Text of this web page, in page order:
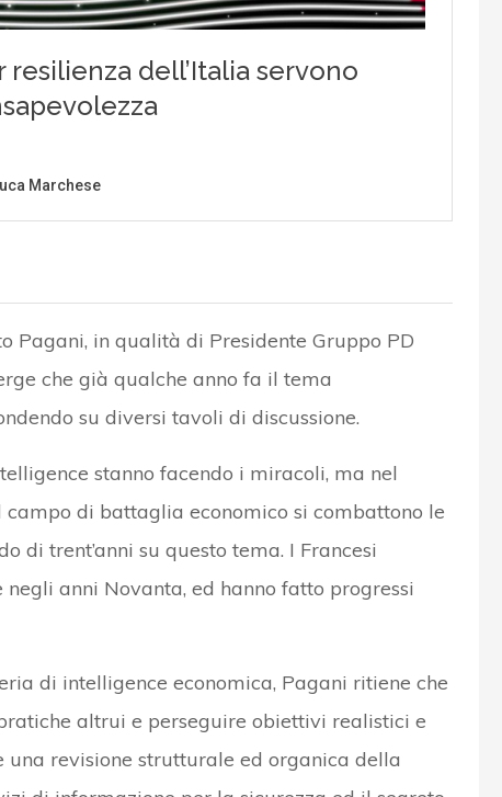
Pagani, in qualità di Presidente Gruppo PD
che già qualche anno fa il tema
su diversi tavoli di discussione.
stanno facendo i miracoli, ma nel
di battaglia economico si combattono le
di trent’anni su questo tema. I Francesi
anni Novanta, ed hanno fatto progressi
di intelligence economica, Pagani ritiene che
altrui e perseguire obiettivi realistici e
revisione strutturale ed organica della